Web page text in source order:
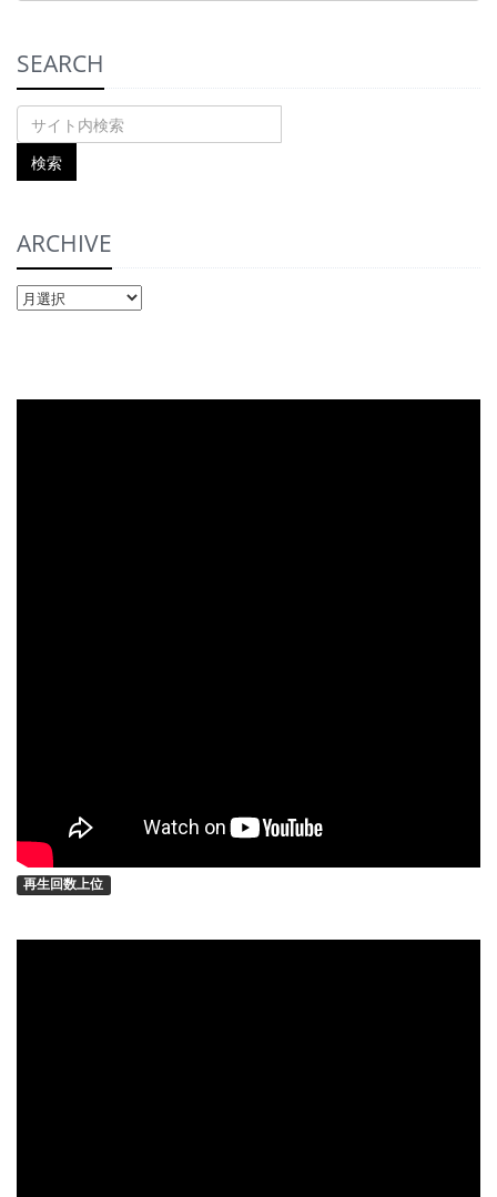
SEARCH
ARCHIVE
ARCHIVE
再生回数上位